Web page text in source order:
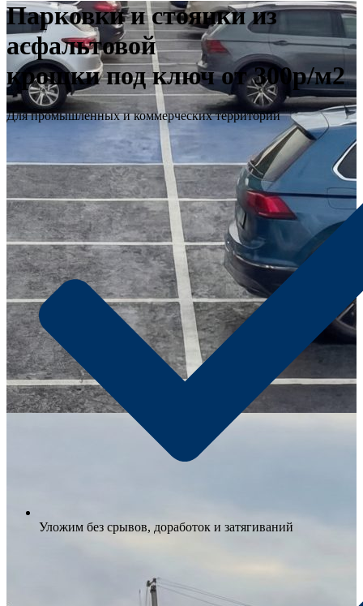
Парковки и стоянки из
асфальтовой
крошки под ключ от 300р/м2
Для промышленных и коммерческих территорий
Уложим без срывов, доработок и затягиваний